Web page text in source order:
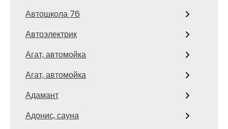
Автошкола 76
Автоэлектрик
Агат, автомойка
Агат, автомойка
Адамант
Адонис, сауна